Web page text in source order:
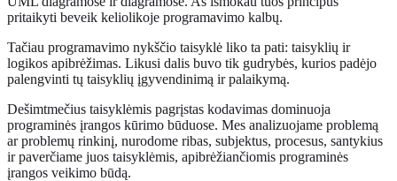
pritaikyti beveik keliolikoje programavimo kalbų.
Tačiau programavimo nykščio taisyklė liko ta pati: taisyklių ir
logikos apibrėžimas. Likusi dalis buvo tik gudrybės, kurios padėjo
palengvinti tų taisyklių įgyvendinimą ir palaikymą.
Dešimtmečius taisyklėmis pagrįstas kodavimas dominuoja
programinės įrangos kūrimo būduose. Mes analizuojame problemą
ar problemų rinkinį, nurodome ribas, subjektus, procesus, santykius
ir paverčiame juos taisyklėmis, apibrėžiančiomis programinės
įrangos veikimo būdą.